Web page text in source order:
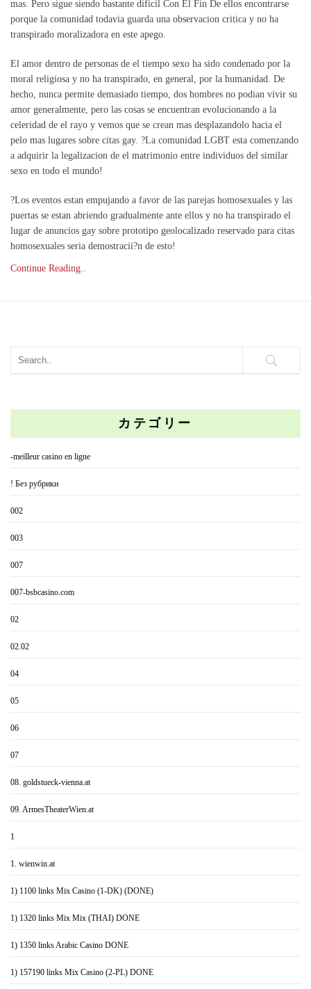
mas. Pero sigue siendo bastante dificil Con El Fin De ellos encontrarse
porque la comunidad todavia guarda una observacion critica y no ha
transpirado moralizadora en este apego.
El amor dentro de personas de el tiempo sexo ha sido condenado por la
moral religiosa y no ha transpirado, en general, por la humanidad. De
hecho, nunca permite demasiado tiempo, dos hombres no podian vivir su
amor generalmente, pero las cosas se encuentran evolucionando a la
celeridad de el rayo y vemos que se crean mas desplazandolo hacia el
pelo mas lugares sobre citas gay. ?La comunidad LGBT esta comenzando
a adquirir la legalizacion de el matrimonio entre individuos del similar
sexo en todo el mundo!
?Los eventos estan empujando a favor de las parejas homosexuales y las
puertas se estan abriendo gradualmente ante ellos y no ha transpirado el
lugar de anuncios gay sobre prototipo geolocalizado reservado para citas
homosexuales seri­a demostracii?n de esto!
Continue Reading..
カテゴリー
-meilleur casino en ligne
! Без рубрики
002
003
007
007-bsbcasino.com
02
02.02
04
05
06
07
08. goldstueck-vienna.at
09. ArmesTheaterWien.at
1
1. wienwin.at
1) 1100 links Mix Casino (1-DK) (DONE)
1) 1320 links Mix Mix (THAI) DONE
1) 1350 links Arabic Casino DONE
1) 157190 links Mix Casino (2-PL) DONE